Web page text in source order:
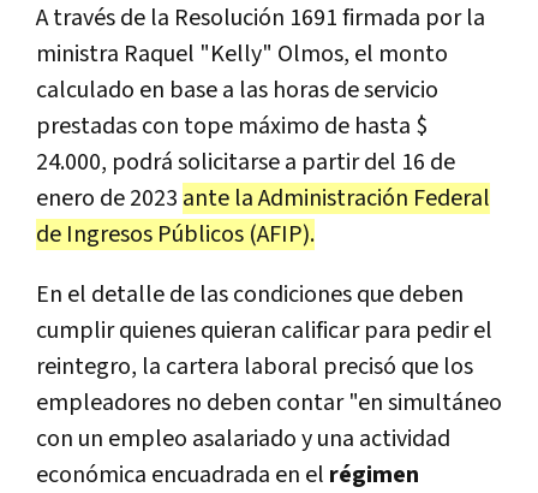
A través de la Resolución 1691 firmada por la
ministra Raquel "Kelly" Olmos, el monto
calculado en base a las horas de servicio
prestadas con tope máximo de hasta $
24.000, podrá solicitarse a partir del 16 de
enero de 2023 ante la Administración Federal
de Ingresos Públicos (AFIP).
En el detalle de las condiciones que deben
cumplir quienes quieran calificar para pedir el
reintegro, la cartera laboral precisó que los
empleadores no deben contar "en simultáneo
con un empleo asalariado y una actividad
económica encuadrada en el régimen